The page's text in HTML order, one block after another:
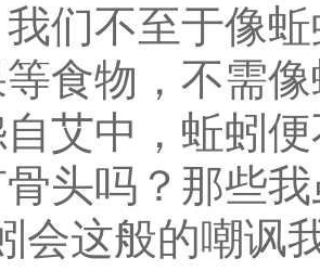
们不至于像
食物，不需
艾中，蚯蚓
头吗？那些
会这般的嘲讽